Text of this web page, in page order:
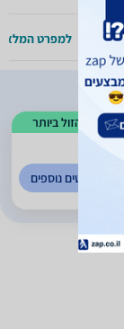
למפרט המלא
הזול ביותר
לפרטים נוספים